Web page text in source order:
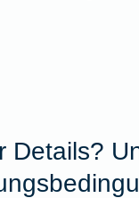
Details?